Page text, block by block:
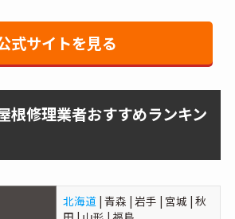
式サイトを見る
根修理業者おすすめランキン
北海道 | 青森 | 岩手 | 宮城 | 秋